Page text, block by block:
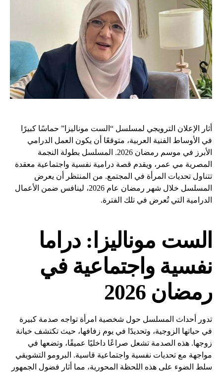
أثار الإعلان الترويجي لمسلسل “الست موناليزا” حماسًا كبيرًا
في الأوساط الفنية العربية، متوقعًا أن يكون العمل الدرامي
الأبرز في موسم رمضان 2026. المسلسل بطولة النجمة
المصرية مي عمر، ويقدم قصة درامية نفسية واجتماعية معقدة
تتناول تحديات المرأة في المجتمع. من المنتظر أن يعرض
المسلسل خلال شهر رمضان عام 2026، لينافس ضمن الأعمال
الدرامية التي تُعرض في تلك الفترة.
الست موناليزا: دراما
نفسية واجتماعية في
رمضان 2026
تدور أحداث المسلسل حول شخصية امرأة تواجه صدمة كبيرة
في حياتها الزوجية، وتحديدًا في يوم زفافها، حيث تكتشف خيانة
زوجها. هذه الصدمة تشعل صراعًا داخليًا عميقًا، وتضعها في
مواجهة مع تحديات نفسية واجتماعية قاسية. البرومو التشويقي
سلط الضوء على هذه اللحظة المحورية، مما أثار فضول الجمهور